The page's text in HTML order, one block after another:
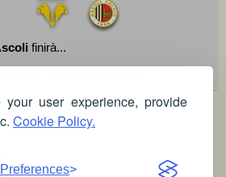
user experience, provide
Cookie Policy.
Preferences
finirà...